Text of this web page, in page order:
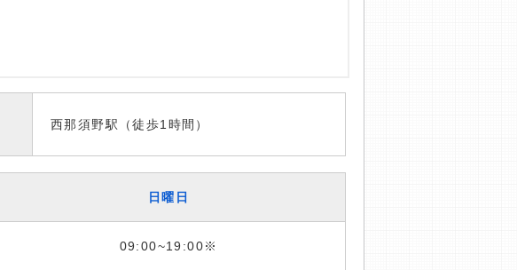
西那須野駅（徒歩1時間）
日曜日
09:00~19:00※